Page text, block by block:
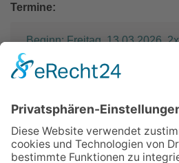
Termine:
Beginn: Freitag, 13.03.2026, 2x
Zurück